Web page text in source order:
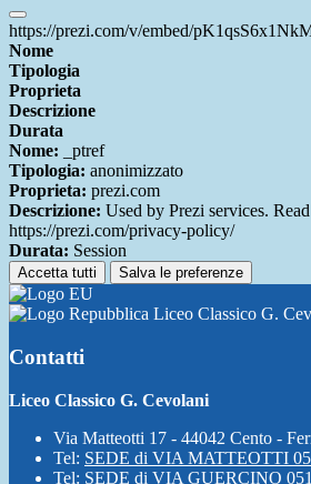
https://prezi.com/v/embed/
Nome
Tipologia
Proprieta
Descrizione
Durata
Nome: _ptref
Tipologia: anonimizzato
Proprieta: prezi.com
Descrizione: Used by Prezi services.
https://prezi.com/privacy-policy/
Durata: Session
Accetta tutti Salva le preferenze
Liceo Classico G.
Contatti
Liceo Classico G. Cevolani
Via Matteotti 17 - 44042 Cento -
Tel: SEDE di VIA MATTEOTTI
Tel: SEDE di VIA GUERCINO